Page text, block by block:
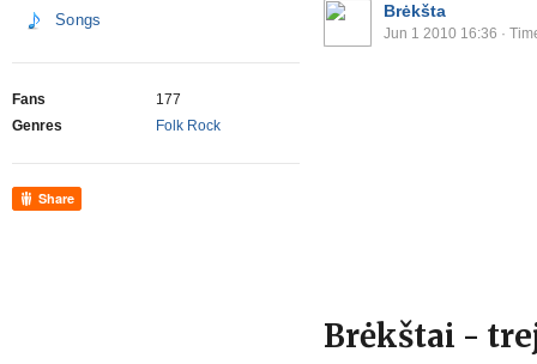
Songs
Fans
177
Genres
Folk Rock
Share
Brėkšta
Jun 1 2010 16:36 ·
Brėkštai -